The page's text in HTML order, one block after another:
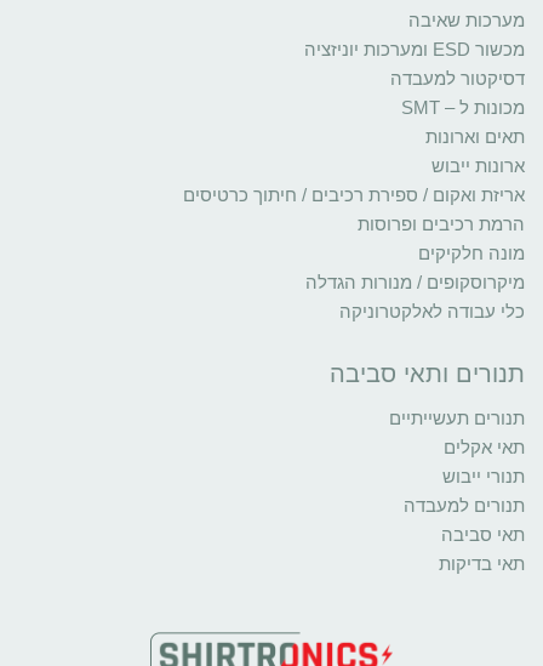
מערכות שאיבה
מכשור ESD ומערכות יוניזציה
דסיקטור למעבדה
מכונות ל – SMT
תאים וארונות
ארונות ייבוש
אריזת ואקום / ספירת רכיבים / חיתוך כרטיסים
הרמת רכיבים ופרוסות
מונה חלקיקים
מיקרוסקופים / מנורות הגדלה
כלי עבודה לאלקטרוניקה
תנורים ותאי סביבה
תנורים תעשייתיים
תאי אקלים
תנורי ייבוש
תנורים למעבדה
תאי סביבה
תאי בדיקות